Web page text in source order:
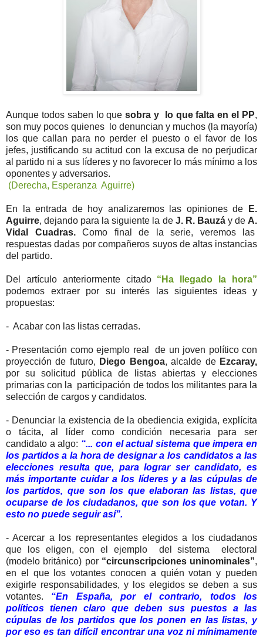
Aunque todos saben lo quesobra y lo que falta en el PP,
son muy pocos quienes lo denuncian y muchos (la mayoría)
los que callan para no perder el puesto o el favor de los
jefes, justificando su actitud con la excusa de no perjudicar
al partido ni a sus líderes y no favorecer lo más mínimo a los
oponentes y adversarios.
(Derecha, Esperanza Aguirre)
En la entrada de hoy analizaremos las opiniones de
E.
Aguirre, dejando para la siguiente la de J. R. Bauzá y de A.
Vidal Cuadras.Como final de la serie, veremos las
respuestas dadas por compañeros suyos de altas instancias
del partido.
Del artículo anteriormente citado “Ha llegado la hora”
podemos extraer por su interés las siguientes ideas y
propuestas:
- Acabar con las listas cerradas.
- Presentación como ejemplo real de un joven político con
proyección de futuro, Diego Bengoa, alcalde de Ezcaray,
por su solicitud pública de listas abiertas y elecciones
primarias con la participación de todos los militantes para la
selección de cargos y candidatos.
- Denunciar la existencia de la obediencia exigida, explícita
o tácita, al líder como condición necesaria para ser
candidato a algo: “... con el actual sistema que impera en
los partidos a la hora de designar a los candidatos a las
elecciones resulta que, para lograr ser candidato, es
más importante cuidar a los líderes y a las cúpulas de
los partidos, que son los que elaboran las listas, que
ocuparse de los ciudadanos, que son los que votan. Y
esto no puede seguir así”.
- Acercar a los representantes elegidos a los ciudadanos
que los eligen, con el ejemplo del sistema electoral
(modelo británico) por “circunscripciones uninominales”,
en el que los votantes conocen a quién votan y pueden
exigirle responsabilidades, y los elegidos se deben a sus
votantes. “En España, por el contrario, todos los
políticos tienen claro que deben sus puestos a las
cúpulas de los partidos que los ponen en las listas, y
por eso es tan difícil encontrar una voz ni mínimamente